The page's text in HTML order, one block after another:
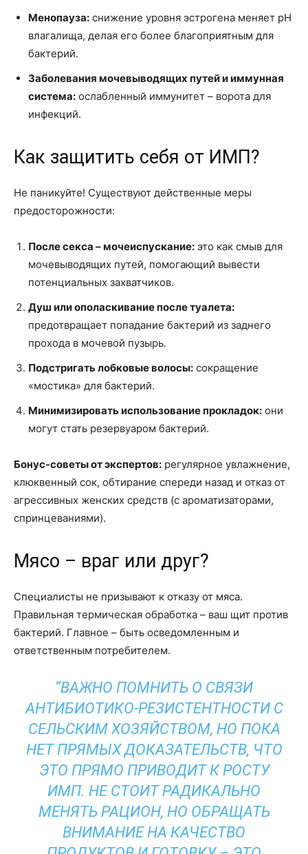
Менопауза: снижение уровня эстрогена меняет pH
влагалища, делая его более благоприятным для
бактерий.
Заболевания мочевыводящих путей и иммунная
система: ослабленный иммунитет – ворота для
инфекций.
Как защитить себя от ИМП?
Не паникуйте! Существуют действенные меры
предосторожности:
После секса – мочеиспускание: это как смыв для
мочевыводящих путей, помогающий вывести
потенциальных захватчиков.
Душ или ополаскивание после туалета:
предотвращает попадание бактерий из заднего
прохода в мочевой пузырь.
Подстригать лобковые волосы: сокращение
«мостика» для бактерий.
Минимизировать использование прокладок: они
могут стать резервуаром бактерий.
Бонус-советы от экспертов: регулярное увлажнение,
клюквенный сок, обтирание спереди назад и отказ от
агрессивных женских средств (с ароматизаторами,
спринцеваниями).
Мясо – враг или друг?
Специалисты не призывают к отказу от мяса.
Правильная термическая обработка – ваш щит против
бактерий. Главное – быть осведомленным и
ответственным потребителем.
“ВАЖНО ПОМНИТЬ О СВЯЗИ
АНТИБИОТИКО-РЕЗИСТЕНТНОСТИ С
СЕЛЬСКИМ ХОЗЯЙСТВОМ, НО ПОКА
НЕТ ПРЯМЫХ ДОКАЗАТЕЛЬСТВ, ЧТО
ЭТО ПРЯМО ПРИВОДИТ К РОСТУ
ИМП. НЕ СТОИТ РАДИКАЛЬНО
МЕНЯТЬ РАЦИОН, НО ОБРАЩАТЬ
ВНИМАНИЕ НА КАЧЕСТВО